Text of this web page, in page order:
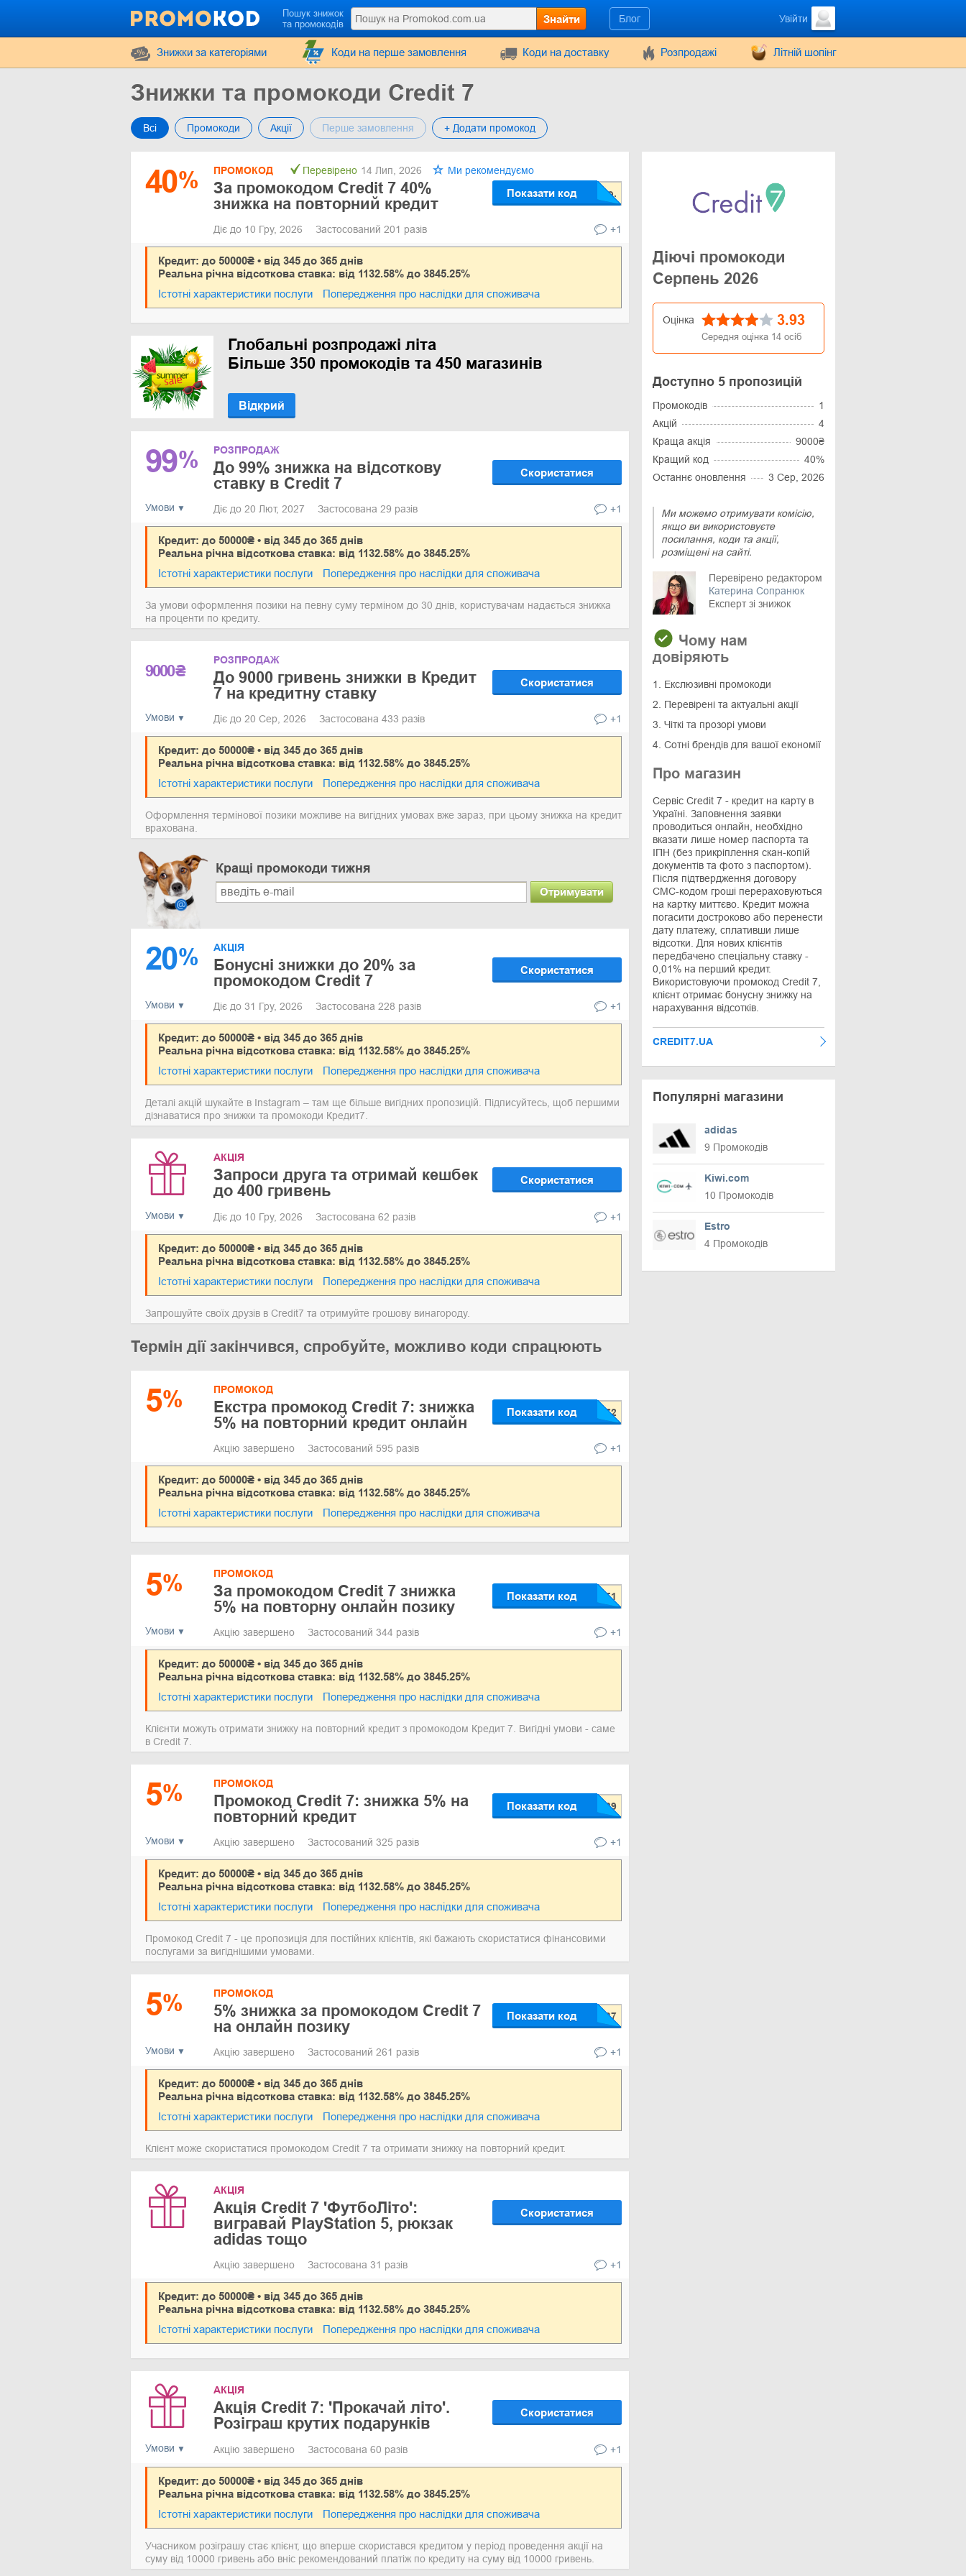
Пошук знижок
та промокодів
Знайти Блог Увійти
Знижки за категоріями Коди на перше замовлення Коди на доставку Розпродажі Літній шопінг
Знижки та промокоди Credit 7
Всі Промокоди Акції Перше замовлення + Додати промокод
40% ПРОМОКОД Перевірено 14 Лип, 2026 Ми рекомендуємо
За промокодом Credit 7 40%
знижка на повторний кредит
Показати код
Діє до 10 Гру, 2026 Застосований 201 разів +1
Кредит: до 50000₴ • від 345 до 365 днів
Реальна річна відсоткова ставка: від 1132.58% до 3845.25%
Істотні характеристики послуги
Попередження про наслідки для споживача
Глобальні розпродажі літа
Більше 350 промокодів та 450 магазинів
Відкрий
99%
Умови
РОЗПРОДАЖ
До 99% знижка на відсоткову
ставку в Credit 7
Скористатися
Діє до 20 Лют, 2027 Застосована 29 разів +1
Кредит: до 50000₴ • від 345 до 365 днів
Реальна річна відсоткова ставка: від 1132.58% до 3845.25%
Істотні характеристики послуги
Попередження про наслідки для споживача
За умови оформлення позики на певну суму терміном до 30 днів, користувачам надається знижка
на проценти по кредиту.
9000₴
Умови
РОЗПРОДАЖ
До 9000 гривень знижки в Кредит
7 на кредитну ставку
Скористатися
Діє до 20 Сер, 2026 Застосована 433 разів +1
Кредит: до 50000₴ • від 345 до 365 днів
Реальна річна відсоткова ставка: від 1132.58% до 3845.25%
Істотні характеристики послуги
Попередження про наслідки для споживача
Оформлення термінової позики можливе на вигідних умовах вже зараз, при цьому знижка на кредит
врахована.
Кращі промокоди тижня
Отримувати
20%
Умови
АКЦІЯ
Бонусні знижки до 20% за
промокодом Credit 7
Скористатися
Діє до 31 Гру, 2026 Застосована 228 разів +1
Кредит: до 50000₴ • від 345 до 365 днів
Реальна річна відсоткова ставка: від 1132.58% до 3845.25%
Істотні характеристики послуги
Попередження про наслідки для споживача
Деталі акцій шукайте в Instagram – там ще більше вигідних пропозицій. Підписуйтесь, щоб першими
дізнаватися про знижки та промокоди Кредит7.
Умови
АКЦІЯ
Запроси друга та отримай кешбек
до 400 гривень
Скористатися
Діє до 10 Гру, 2026 Застосована 62 разів +1
Кредит: до 50000₴ • від 345 до 365 днів
Реальна річна відсоткова ставка: від 1132.58% до 3845.25%
Істотні характеристики послуги
Попередження про наслідки для споживача
Запрошуйте своїх друзів в Credit7 та отримуйте грошову винагороду.
Термін дії закінчився, спробуйте, можливо коди спрацюють
5% ПРОМОКОД
Екстра промокод Credit 7: знижка
5% на повторний кредит онлайн
Показати код
Акцію завершено Застосований 595 разів +1
Кредит: до 50000₴ • від 345 до 365 днів
Реальна річна відсоткова ставка: від 1132.58% до 3845.25%
Істотні характеристики послуги
Попередження про наслідки для споживача
5%
Умови
ПРОМОКОД
За промокодом Credit 7 знижка
5% на повторну онлайн позику
Показати код
Акцію завершено Застосований 344 разів +1
Кредит: до 50000₴ • від 345 до 365 днів
Реальна річна відсоткова ставка: від 1132.58% до 3845.25%
Істотні характеристики послуги
Попередження про наслідки для споживача
Клієнти можуть отримати знижку на повторний кредит з промокодом Кредит 7. Вигідні умови - саме
в Credit 7.
5%
Умови
ПРОМОКОД
Промокод Credit 7: знижка 5% на
повторний кредит
Показати код
Акцію завершено Застосований 325 разів +1
Кредит: до 50000₴ • від 345 до 365 днів
Реальна річна відсоткова ставка: від 1132.58% до 3845.25%
Істотні характеристики послуги
Попередження про наслідки для споживача
Промокод Credit 7 - це пропозиція для постійних клієнтів, які бажають скористатися фінансовими
послугами за вигіднішими умовами.
5%
Умови
ПРОМОКОД
5% знижка за промокодом Credit 7
на онлайн позику
Показати код
Акцію завершено Застосований 261 разів +1
Кредит: до 50000₴ • від 345 до 365 днів
Реальна річна відсоткова ставка: від 1132.58% до 3845.25%
Істотні характеристики послуги
Попередження про наслідки для споживача
Клієнт може скористатися промокодом Credit 7 та отримати знижку на повторний кредит.
АКЦІЯ
Акція Credit 7 'ФутбоЛіто':
вигравай PlayStation 5, рюкзак
adidas тощо
Скористатися
Акцію завершено Застосована 31 разів +1
Кредит: до 50000₴ • від 345 до 365 днів
Реальна річна відсоткова ставка: від 1132.58% до 3845.25%
Істотні характеристики послуги
Попередження про наслідки для споживача
Умови
АКЦІЯ
Акція Credit 7: 'Прокачай літо'.
Розіграш крутих подарунків
Скористатися
Акцію завершено Застосована 60 разів +1
Кредит: до 50000₴ • від 345 до 365 днів
Реальна річна відсоткова ставка: від 1132.58% до 3845.25%
Істотні характеристики послуги
Попередження про наслідки для споживача
Учасником розіграшу стає клієнт, що вперше скористався кредитом у період проведення акції на
суму від 10000 гривень або вніс рекомендований платіж по кредиту на суму від 10000 гривень.
Діючі промокоди
Серпень 2026
Оцінка 3.93
Середня оцінка 14 осіб
Доступно 5 пропозицій
Промокодів
1
Акцій
4
Краща акція
9000₴
Кращий код
40%
Останнє оновлення
3 Сер, 2026
Ми можемо отримувати комісію,
якщо ви використовуєте
посилання, коди та акції,
розміщені на сайті.
Перевірено редактором
Катерина Сопранюк
Експерт зі знижок
Чому нам
довіряють
1. Екслюзивні промокоди
2. Перевірені та актуальні акції
3. Чіткі та прозорі умови
4. Сотні брендів для вашої економії
Про магазин
Сервіс Credit 7 - кредит на карту в
Україні. Заповнення заявки
проводиться онлайн, необхідно
вказати лише номер паспорта та
ІПН (без прикріплення скан-копій
документів та фото з паспортом).
Після підтвердження договору
СМС-кодом гроші перераховуються
на картку миттєво. Кредит можна
погасити достроково або перенести
дату платежу, сплативши лише
відсотки. Для нових клієнтів
передбачено спеціальну ставку -
0,01% на перший кредит.
Використовуючи промокод Credit 7,
клієнт отримає бонусну знижку на
нарахування відсотків.
CREDIT7.UA
Популярні магазини
adidas
9 Промокодів
Kiwi.com
10 Промокодів
Estro
4 Промокодів